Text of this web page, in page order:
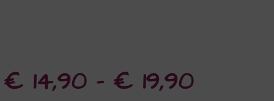
€ 14,90– € 19,90